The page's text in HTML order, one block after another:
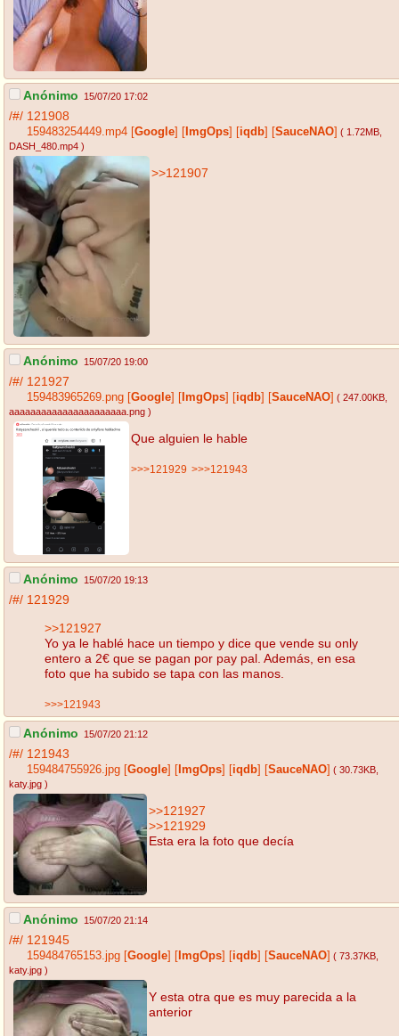
Anónimo 15/07/20 17:02
/#/ 121908
159483254449.mp4 [Google] [ ImgOps] [iqdb] [SauceNAO] ( 1.72MB
DASH_480.mp4 )
>>121907
Anónimo 15/07/20 19:00
/#/ 121927
159483965269.png [Google] [ ImgOps] [iqdb] [SauceNAO] ( 247.00KB
aaaaaaaaaaaaaaaaaaaaaa.png )
Que alguien le hable
>>>121929 >>>121943
Anónimo 15/07/20 19:13
/#/ 121929
>>121927
Yo ya le hablé hace un tiempo y dice que vende su only
entero a 2€ que se pagan por pay pal. Además, en esa
foto que ha subido se tapa con las manos.
>>>121943
Anónimo 15/07/20 21:12
/#/ 121943
159484755926.jpg [Google] [ ImgOps] [iqdb] [SauceNAO] ( 30.73KB
katy.jpg )
>>121927
>>121929
Esta era la foto que decía
Anónimo 15/07/20 21:14
/#/ 121945
159484765153.jpg [Google] [ ImgOps] [iqdb] [SauceNAO] ( 73.37KB
katy.jpg )
Y esta otra que es muy parecida a la
anterior